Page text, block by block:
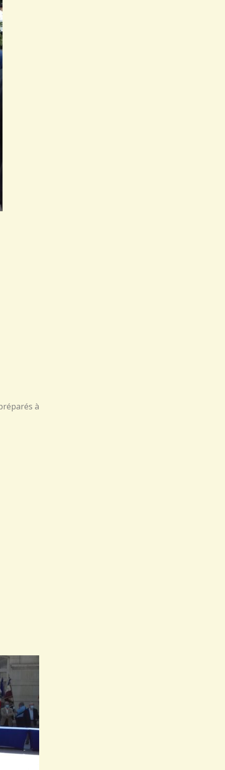
à